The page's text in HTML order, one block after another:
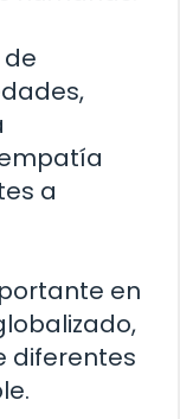
a
en
diferentes